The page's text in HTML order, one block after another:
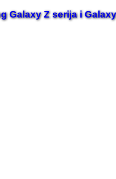
Galaxy Z serija i
objektiv FE 100-